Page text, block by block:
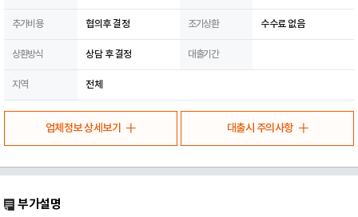
추가비용 협의후 결정 조기상환 수수료 없음
상환방식 상담 후 결정 대출기간
지역 전체
업체정보 상세보기 대출시 주의사항
부가설명